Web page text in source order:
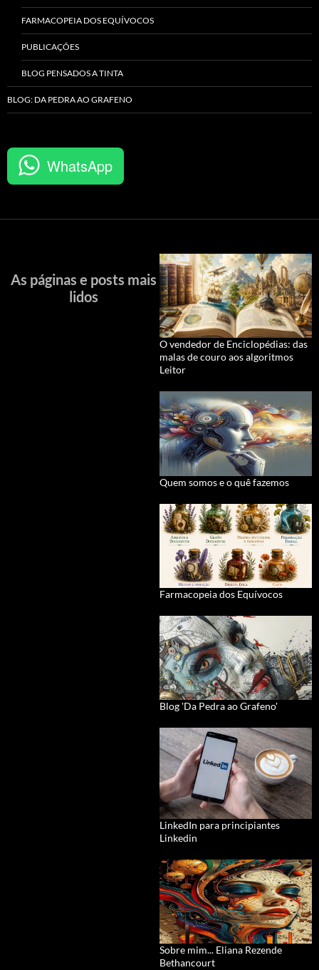
FARMACOPEIA DOS EQUÍVOCOS
PUBLICAÇÕES
BLOG PENSADOS A TINTA
BLOG: DA PEDRA AO GRAFENO
WhatsApp
As páginas e posts mais
lidos
O vendedor de Enciclopédias: das
malas de couro aos algoritmos
Leitor
Quem somos e o quê fazemos
Farmacopeia dos Equívocos
Blog 'Da Pedra ao Grafeno'
LinkedIn para principiantes
Linkedin
Sobre mim... Eliana Rezende
Bethancourt